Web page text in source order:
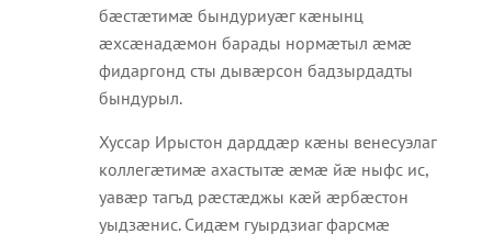
бæстæтимæ бындуриуæг кæнынц
æхсæнадæмон барады нормæтыл æмæ
фидаргонд сты дывæрсон бадзырдадты
бындурыл.
Хуссар Ирыстон дарддæр кæны венесуэлаг
коллегæтимæ ахастытæ æмæ йæ ныфс ис,
уавæр тагъд рæстæджы кæй æрбæстон
уыдзæнис. Сидæм гуырдзиаг фарсмæ